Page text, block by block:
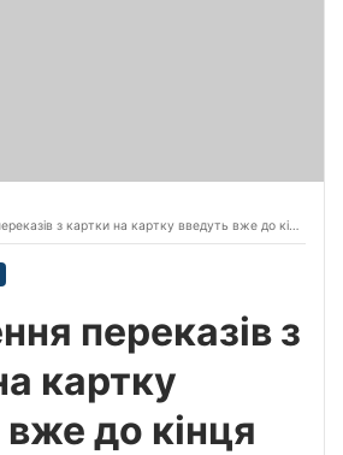
на картку введуть вже до кінця тижня, – повідомив голова Нацбанку Андрій Пишний.
переказів з
картку
до кінця